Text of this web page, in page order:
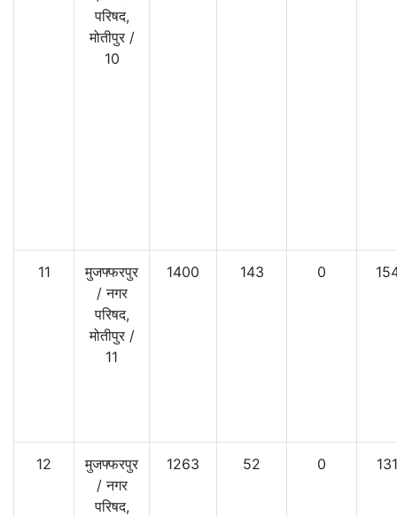
परिषद,
मोतीपुर /
10
11
मुजफ्फरपुर
/नगर
परिषद,
मोतीपुर /
11
1400 143 0
12
मुजफ्फरपुर
/नगर
परिषद,
1263 52 0